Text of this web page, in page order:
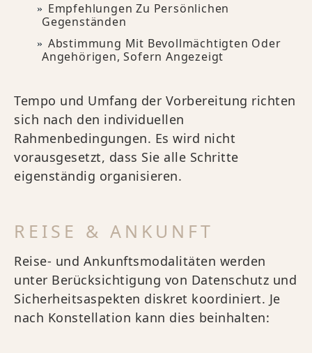
Empfehlungen Zu Persönlichen
Gegenständen
Abstimmung Mit Bevollmächtigten Oder
Angehörigen, Sofern Angezeigt
Tempo und Umfang der Vorbereitung richten
sich nach den individuellen
Rahmenbedingungen. Es wird nicht
vorausgesetzt, dass Sie alle Schritte
eigenständig organisieren.
REISE & ANKUNFT
Reise- und Ankunftsmodalitäten werden
unter Berücksichtigung von Datenschutz und
Sicherheitsaspekten diskret koordiniert. Je
nach Konstellation kann dies beinhalten: